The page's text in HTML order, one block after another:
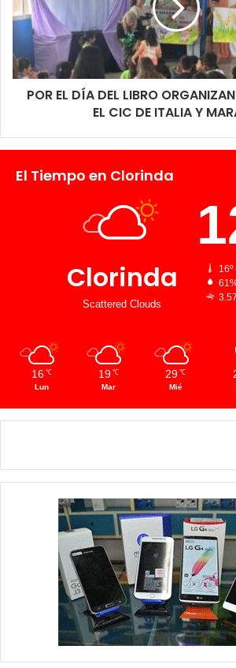
POR EL DÍA DEL LIBRO
EL CIC DE ITALIA Y
El Tiempo en Clorinda
Clorinda
Scattered Clouds
16º
16 ℃
Lun
19 ℃
Mar
29 ℃
Mié